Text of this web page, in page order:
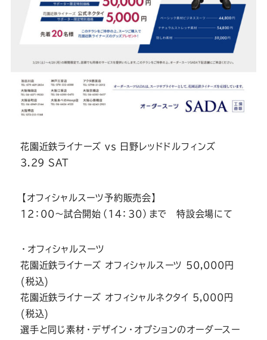
花園近鉄ライナーズ vs 日野レッドドルフィンズ
3.29 SAT
【オフィシャルスーツ予約販売会】
12：00～試合開始（14：30）まで 特設会場にて
・オフィシャルスーツ
花園近鉄ライナーズ オフィシャルスーツ 50,000円
(税込)
花園近鉄ライナーズ オフィシャルネクタイ 5,000円
(税込)
選手と同じ素材・デザイン・オプションのオーダースー